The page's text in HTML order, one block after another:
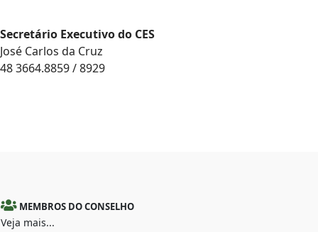
Secretário Executivo do CES
José Carlos da Cruz
48 3664.8859 / 8929
MEMBROS DO CONSELHO
Veja mais...